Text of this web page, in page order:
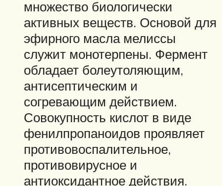
множество биологически
активных веществ. Основой для
эфирного масла мелиссы
служит монотерпены. Фермент
обладает болеутоляющим,
антисептическим и
согревающим действием.
Совокупность кислот в виде
фенилпропаноидов проявляет
противовоспалительное,
противовирусное и
антиоксидантное действия.